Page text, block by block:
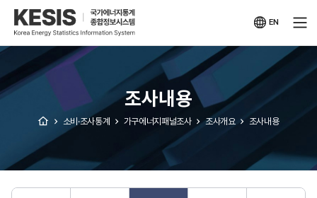
KESIS
국가에너지통계
종합정보시스템
EN
영문
조사내용
소비·조사통계 가구에너지패널조사 조사개요 조사내용